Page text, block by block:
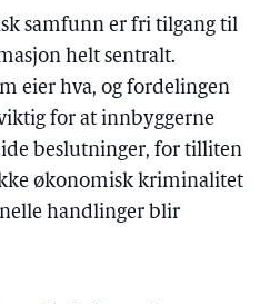
samfunn er fri tilgang til
helt sentralt.
eier hva, og fordelingen
for at innbyggerne
beslutninger, for tilliten
økonomisk kriminalitet
handlinger blir